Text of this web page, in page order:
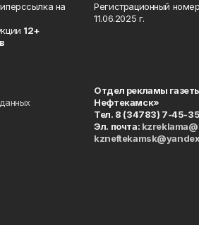
на
12+
Регистрационный
11.06.2025 г.
Отдел рекламы
Нефтекамск»
Тел. 8 (34783) 7-45-
Эл. почта: